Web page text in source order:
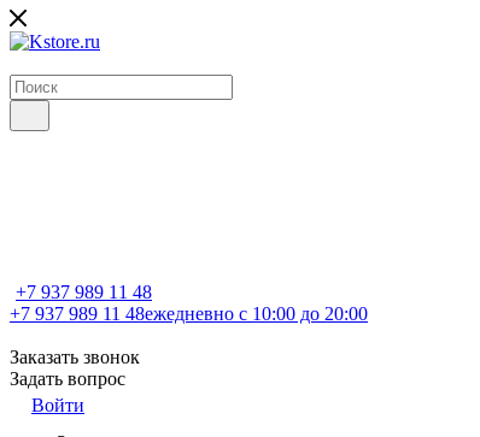
+7 937 989 11 48
+7 937 989 11 48ежедневно с 10:00 до 20:00
Заказать звонок
Задать вопрос
Войти